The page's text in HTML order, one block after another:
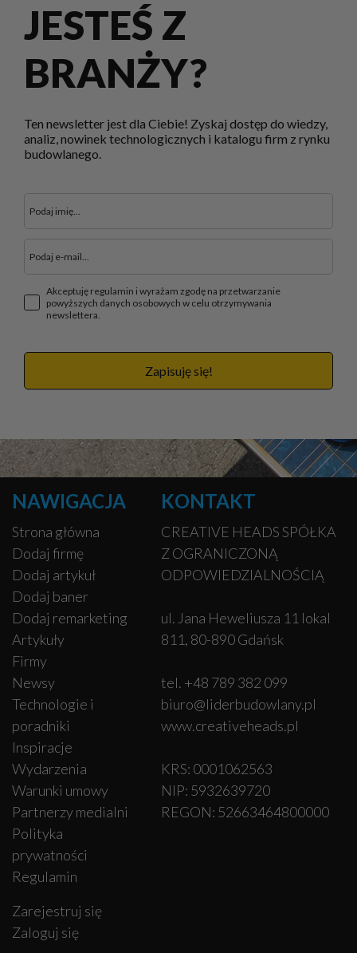
JESTEŚ Z
BRANŻY?
Ten newsletter jest dla Ciebie! Zyskaj dostęp do wiedzy,
analiz, nowinek technologicznych i katalogu firm z rynku
budowlanego.
Akceptuję regulamin i wyrażam zgodę na przetwarzanie
powyższych danych osobowych w celu otrzymywania
newslettera.
Zapisuję się!
NAWIGACJA
Strona główna
Dodaj firmę
Dodaj artykuł
Dodaj baner
Dodaj remarketing
Artykuły
Firmy
Newsy
Technologie i
poradniki
Inspiracje
Wydarzenia
Warunki umowy
Partnerzy medialni
Polityka
prywatności
Regulamin
Zarejestruj się
Zaloguj się
KONTAKT
CREATIVE HEADS SPÓŁKA
Z OGRANICZONĄ
ODPOWIEDZIALNOŚCIĄ
ul. Jana Heweliusza 11 lokal
811, 80-890 Gdańsk
tel. +48 789 382 099
biuro@liderbudowlany.pl
www.creativeheads.pl
KRS: 0001062563
NIP: 5932639720
REGON: 52663464800000